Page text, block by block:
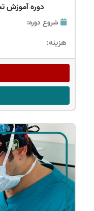
دوره آموزش
شروع دوره:
هزینه: